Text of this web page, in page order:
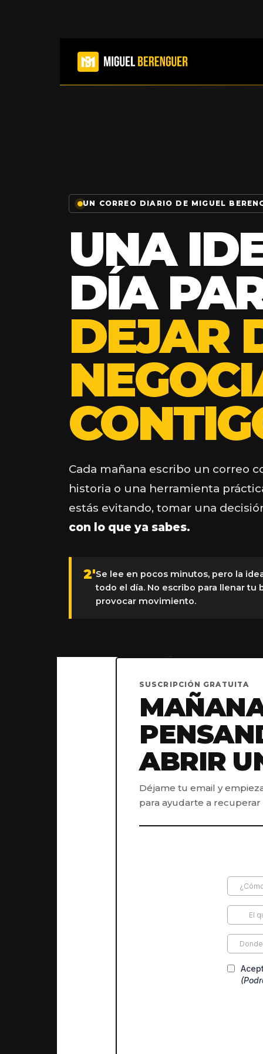
UN CORREO DIARIO DE MIGUEL
UNA
DÍA
DEJAR
Cada mañana escribo un correo
historia o una herramienta
estás evitando, tomar una
con lo que ya sabes.
2'Se lee en pocos minutos, pero la
todo el día. No escribo para llenar tu
provocar movimiento.
SUSCRIPCIÓN GRATUITA
ABRIR
Déjame tu email y
para ayudarte a